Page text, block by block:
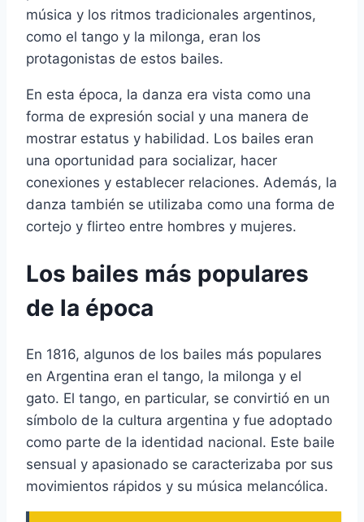
música y los ritmos tradicionales argentinos,
como el tango y la milonga, eran los
protagonistas de estos bailes.
En esta época, la danza era vista como una
forma de expresión social y una manera de
mostrar estatus y habilidad. Los bailes eran
una oportunidad para socializar, hacer
conexiones y establecer relaciones. Además, la
danza también se utilizaba como una forma de
cortejo y flirteo entre hombres y mujeres.
Los bailes más populares
de la época
En 1816, algunos de los bailes más populares
en Argentina eran el tango, la milonga y el
gato. El tango, en particular, se convirtió en un
símbolo de la cultura argentina y fue adoptado
como parte de la identidad nacional. Este baile
sensual y apasionado se caracterizaba por sus
movimientos rápidos y su música melancólica.